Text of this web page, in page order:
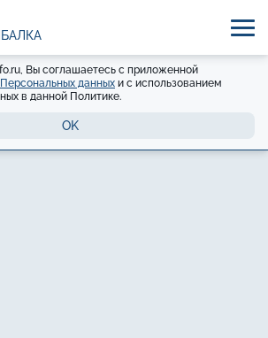
Вы соглашаетесь с приложенной
данных и с использованием
в данной Политике.
OK